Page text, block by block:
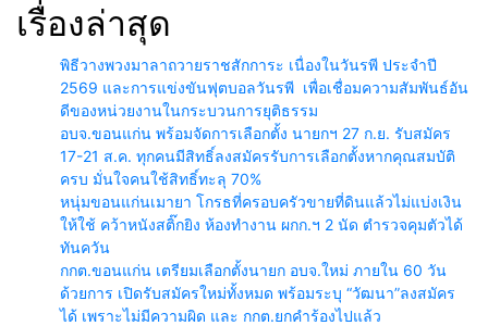
เรื่องล่าสุด
พิธีวางพวงมาลาถวายราชสักการะ เนื่องในวันรพี ประจำปี
2569 และการแข่งขันฟุตบอลวันรพี เพื่อเชื่อมความสัมพันธ์อัน
ดีของหน่วยงานในกระบวนการยุติธรรม
อบจ.ขอนแก่น พร้อมจัดการเลือกตั้ง นายกฯ 27 ก.ย. รับสมัคร
17-21 ส.ค. ทุกคนมีสิทธิ์ลงสมัครรับการเลือกตั้งหากคุณสมบัติ
ครบ มั่นใจคนใช้สิทธิ์ทะลุ 70%
หนุ่มขอนแก่นเมายา โกรธที่ครอบครัวขายที่ดินแล้วไม่แบ่งเงิน
ให้ใช้ คว้าหนังสติ๊กยิง ห้องทำงาน ผกก.ฯ 2 นัด ตำรวจคุมตัวได้
ทันควัน
กกต.ขอนแก่น เตรียมเลือกตั้งนายก อบจ.ใหม่ ภายใน 60 วัน
ด้วยการ เปิดรับสมัครใหม่ทั้งหมด พร้อมระบุ “วัฒนา”ลงสมัคร
ได้ เพราะไม่มีความผิด และ กกต.ยกคำร้องไปแล้ว